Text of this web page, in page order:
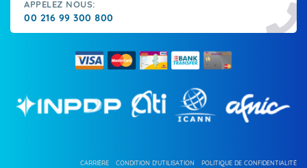
APPELEZ NOUS:
00 216 99 300 800
POLITIQUE DE CONFIDENTIALITÉ
CONDITION D'UTILISATION
CARRIÈRE